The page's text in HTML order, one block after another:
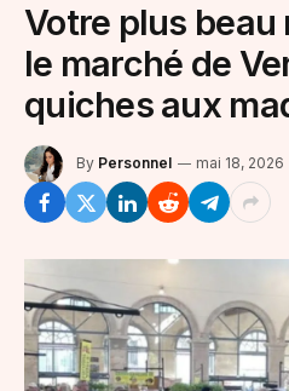
Votre plus beau
le marché de
quiches aux
By Personnel mai 18, 2026